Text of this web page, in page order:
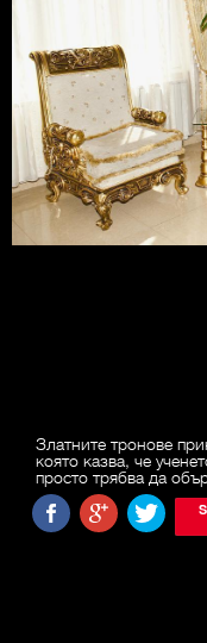
Златните тронове
която казва, че
просто трябва да